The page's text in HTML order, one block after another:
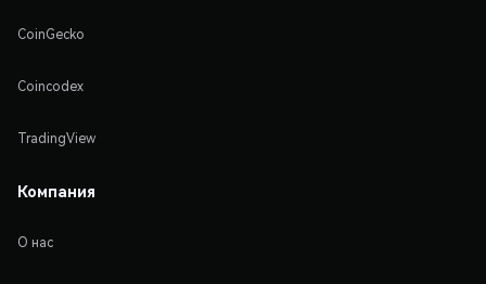
CoinGecko
Coincodex
TradingView
Компания
О нас